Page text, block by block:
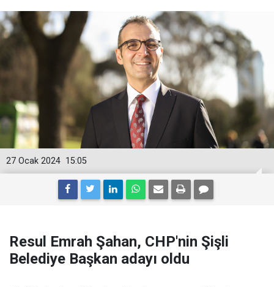
15:05
27 Ocak 2024
Resul Emrah Şahan, CHP'nin Şişli
Belediye Başkan adayı oldu